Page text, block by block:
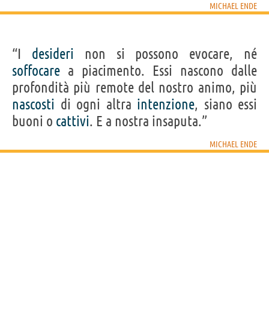
MICHAEL ENDE
“I desideri non si possono evocare, né
soffocare a piacimento. Essi nascono dalle
profondità più remote del nostro animo, più
nascosti di ogni altra intenzione, siano essi
buoni o cattivi. E a nostra insaputa.”
MICHAEL ENDE